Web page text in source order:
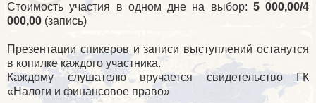
Стоимость участия в одном дне на выбор: 5 000,00/4
000,00 (запись)
Презентации спикеров и записи выступлений останутся
в копилке каждого участника.
Каждому слушателю вручается свидетельство ГК
«Налоги и финансовое право»